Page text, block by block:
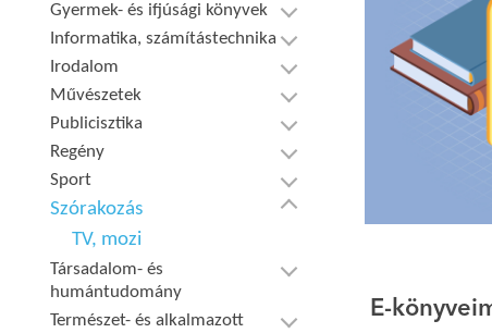
Gyermek- és ifjúsági könyvek
Informatika, számítástechnika
Irodalom
Művészetek
Publicisztika
Regény
Sport
Szórakozás
TV, mozi
Társadalom- és
humántudomány
Természet- és alkalmazott
E-